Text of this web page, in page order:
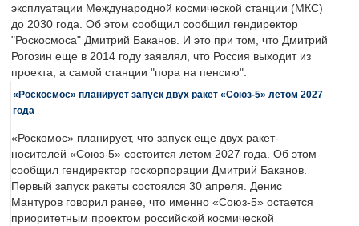
эксплуатации Международной космической станции (МКС)
до 2030 года. Об этом сообщил сообщил гендиректор
"Роскосмоса" Дмитрий Баканов. И это при том, что Дмитрий
Рогозин еще в 2014 году заявлял, что Россия выходит из
проекта, а самой станции "пора на пенсию".
«Роскосмос» планирует запуск двух ракет «Союз-5» летом 2027
года
«Роскомос» планирует, что запуск еще двух ракет-
носителей «Союз-5» состоится летом 2027 года. Об этом
сообщил гендиректор госкорпорации Дмитрий Баканов.
Первый запуск ракеты состоялся 30 апреля. Денис
Мантуров говорил ранее, что именно «Союз-5» остается
приоритетным проектом российской космической